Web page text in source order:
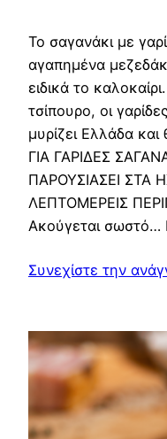
Το σαγανάκι με
αγαπημένα
ειδικά το
τσίπουρο, οι
μυρίζει Ελλάδα
ΓΙΑ ΓΑΡΙΔΕΣ
ΠΑΡΟΥΣΙΑΣΕΙ ΣΤΑ
ΛΕΠΤΟΜΕΡΕΙΣ
Ακούγεται σωστό…
Συνεχίστε την